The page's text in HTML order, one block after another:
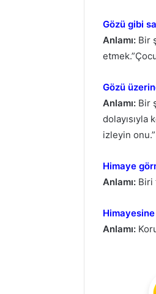
Gözü gibi
Anlamı: Bir
Gözü
Anlamı: Bir
dolayısıyla
izleyin onu.”
Himaye
Anlamı: Biri
Anlamı: